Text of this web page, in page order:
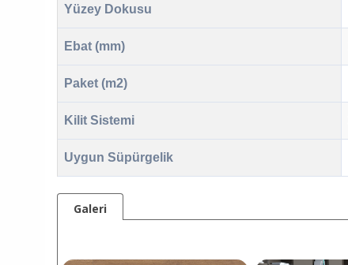
Yüzey Dokusu
Ebat (mm)
Paket (m2)
Kilit Sistemi
Uygun Süpürgelik
Galeri